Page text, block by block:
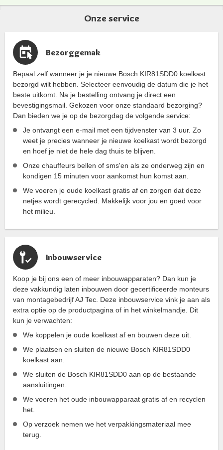
Onze service
Bezorggemak
Bepaal zelf wanneer je je nieuwe Bosch KIR81SDD0 koelkast
bezorgd wilt hebben. Selecteer eenvoudig de datum die je het
beste uitkomt. Na je bestelling ontvang je direct een
bevestigingsmail. Gekozen voor onze standaard bezorging?
Dan bieden we je op de bezorgdag de volgende service:
Je ontvangt een e-mail met een tijdvenster van 3 uur. Zo
weet je precies wanneer je nieuwe koelkast wordt bezorgd
en hoef je niet de hele dag thuis te blijven.
Onze chauffeurs bellen of sms'en als ze onderweg zijn en
kondigen 15 minuten voor aankomst hun komst aan.
We voeren je oude koelkast gratis af en zorgen dat deze
netjes wordt gerecycled. Makkelijk voor jou en goed voor
het milieu.
Inbouwservice
Koop je bij ons een of meer inbouwapparaten? Dan kun je
deze vakkundig laten inbouwen door gecertificeerde monteurs
van montagebedrijf AJ Tec. Deze inbouwservice vink je aan als
extra optie op de productpagina of in het winkelmandje. Dit
kun je verwachten:
We koppelen je oude koelkast af en bouwen deze uit.
We plaatsen en sluiten de nieuwe Bosch KIR81SDD0
koelkast aan.
We sluiten de Bosch KIR81SDD0 aan op de bestaande
aansluitingen.
We voeren het oude inbouwapparaat gratis af en recyclen
het.
Op verzoek nemen we het verpakkingsmateriaal mee
terug.